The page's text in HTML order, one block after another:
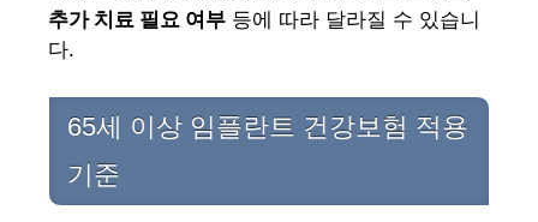
추가 치료 필요 여부 등에 따라 달라질 수 있습니
다.
65세 이상 임플란트 건강보험 적용
기준